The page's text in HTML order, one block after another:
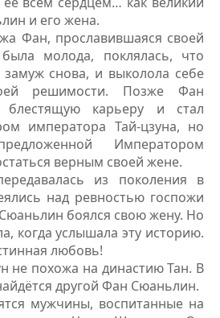
и его жена.
Фан, прославившаяся своей
молода, поклялась, что
снова, и выколола себе
решимости. Позже Фан
блестящую карьеру и стал
императора Тай-цзуна, но
Императором
верным своей жене.
из поколения в
над ревностью госпожи
боялся свою жену. Но
когда услышала эту историю.
любовь!
не похожа на династию Тан. В
другой Фан Сюаньлин.
мужчины, воспитанные на